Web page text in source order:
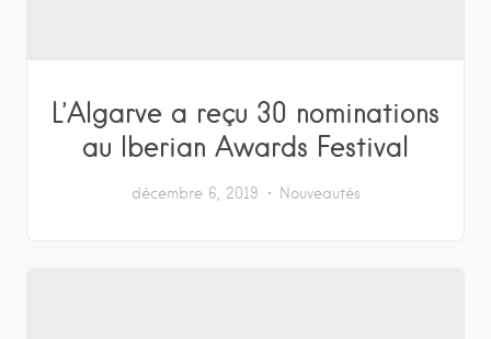
L’Algarve a reçu 30 nominations
au Iberian Awards Festival
décembre 6, 2019 Nouveautés